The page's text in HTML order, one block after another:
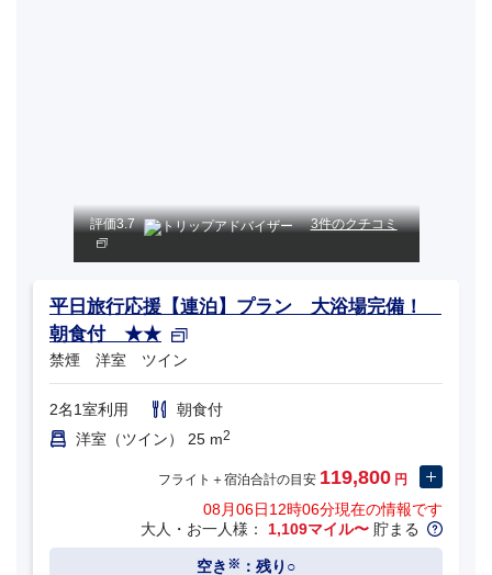
評価3.7 3件のクチコミ
平日旅行応援【連泊】プラン 大浴場完備！
朝食付 ★★
禁煙 洋室 ツイン
2名1室利用
朝食付
洋室（ツイン） 25 m2
フライト＋宿泊合計の目安 119,800 円
08月06日12時06分現在の情報です
大人・お一人様： 1,109マイル〜 貯まる
空き ※ ：残り○